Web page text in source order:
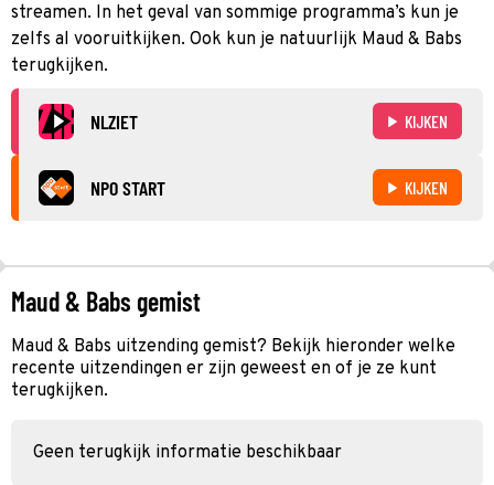
streamen. In het geval van sommige programma’s kun je
zelfs al vooruitkijken. Ook kun je natuurlijk Maud & Babs
terugkijken.
NLZIET KIJKEN
NPO START KIJKEN
Maud & Babs gemist
Maud & Babs uitzending gemist? Bekijk hieronder welke
recente uitzendingen er zijn geweest en of je ze kunt
terugkijken.
Geen terugkijk informatie beschikbaar